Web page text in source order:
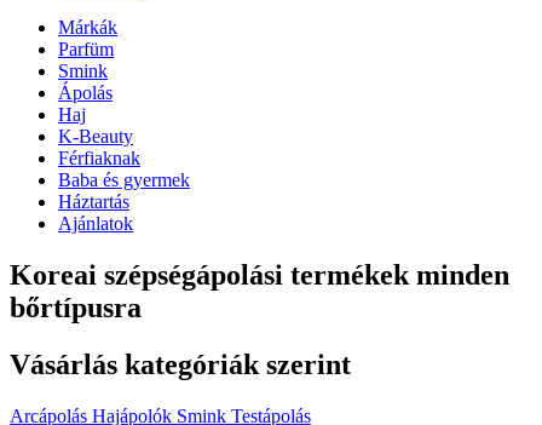
Márkák
Parfüm
Smink
Ápolás
Haj
K-Beauty
Férfiaknak
Baba és gyermek
Háztartás
Ajánlatok
Koreai szépségápolási termékek minden
bőrtípusra
Vásárlás kategóriák szerint
Arcápolás Hajápolók Smink Testápolás